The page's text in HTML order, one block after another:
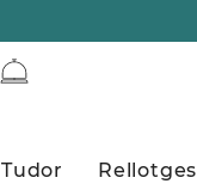
Tudor Rellotges